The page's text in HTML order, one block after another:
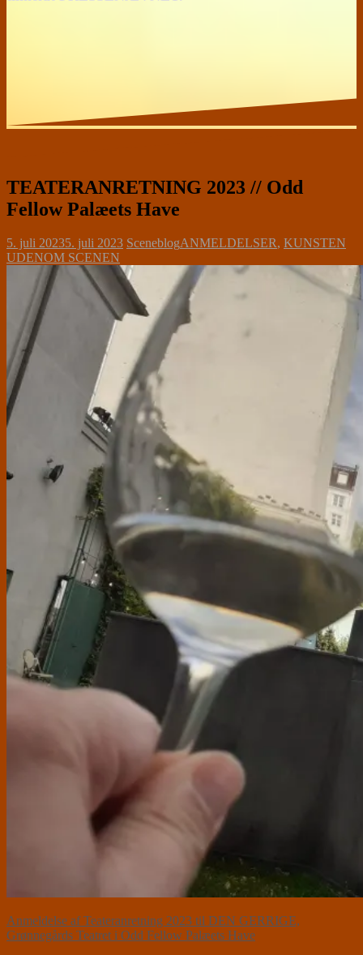
TEATERANRETNING 2023 // Odd
Fellow Palæets Have
5. juli 20235. juli 2023 SceneblogANMELDELSER, KUNSTEN
UDENOM SCENEN
Anmeldelse af Teateranretning 2023 til DEN GERRIGE,
Grønnegårds Teatret i Odd Fellow Palæets Have